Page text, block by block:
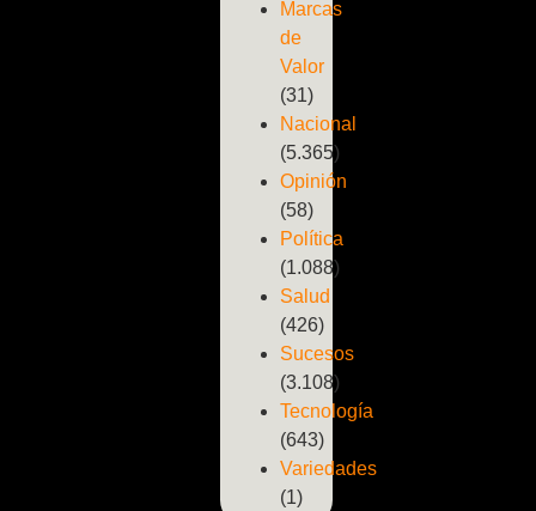
Marcas
de
Valor
(31)
Nacional
(5.365)
Opinión
(58)
Política
(1.088)
Salud
(426)
Sucesos
(3.108)
Tecnología
(643)
Variedades
(1)